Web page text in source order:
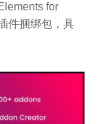
for
件捆绑包，具